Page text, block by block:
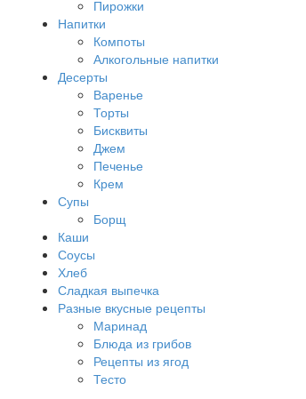
Пирожки
Напитки
Компоты
Алкогольные напитки
Десерты
Варенье
Торты
Бисквиты
Джем
Печенье
Крем
Супы
Борщ
Каши
Соусы
Хлеб
Сладкая выпечка
Разные вкусные рецепты
Маринад
Блюда из грибов
Рецепты из ягод
Тесто